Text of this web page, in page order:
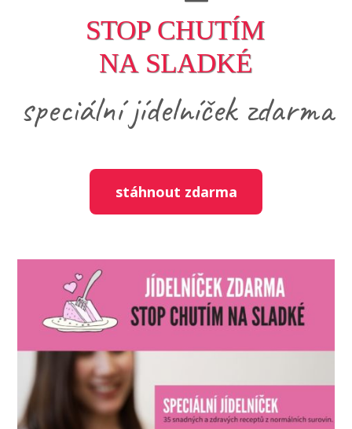
STOP CHUTÍM
NA SLADKÉ
speciální jídelníček zdarma
stáhnout zdarma